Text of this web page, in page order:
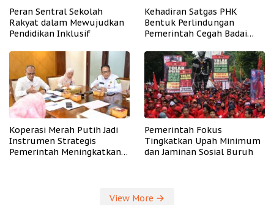
Peran Sentral Sekolah
Rakyat dalam Mewujudkan
Pendidikan Inklusif
Kehadiran Satgas PHK
Bentuk Perlindungan
Pemerintah Cegah Badai
Koperasi Merah Putih Jadi
Instrumen Strategis
Pemerintah Meningkatkan
Pemerintah Fokus
Tingkatkan Upah Minimum
dan Jaminan Sosial Buruh
View More